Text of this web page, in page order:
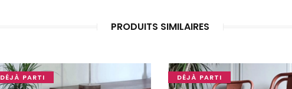
PRODUITS SIMILAIRES
DÉJÀ PARTI DÉJÀ PARTI